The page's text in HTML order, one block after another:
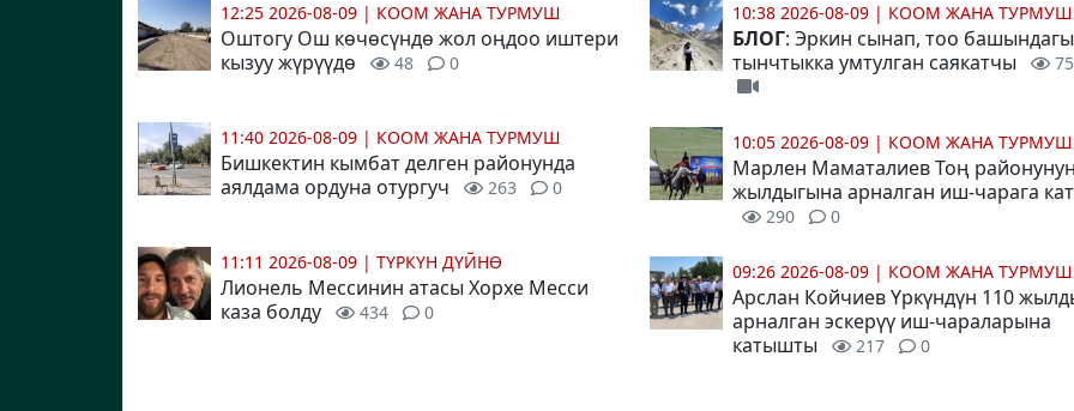
12:25 2026-08-09 | КООМ ЖАНА ТУРМУШ
Оштогу Ош көчөсүндө жол оңдоо иштери
кызуу жүрүүдө
48 0
11:40 2026-08-09 | КООМ ЖАНА ТУРМУШ
Бишкектин кымбат делген районунда
аялдама ордуна отургуч
263 0
11:11 2026-08-09 | ТҮРКҮН ДҮЙНӨ
Лионель Мессинин атасы Хорхе Месси
каза болду
434 0
10:38 2026-08-09 | КООМ ЖАНА ТУРМУШ
БЛОГ: Эркин сынап, тоо башындагы
тынчтыкка умтулган саякатчы
10:05 2026-08-09 | КООМ ЖАНА ТУРМУШ
Марлен Маматалиев Тоң
жылдыгына арналган иш-чарага
290 0
09:26 2026-08-09 | КООМ ЖАНА ТУРМУШ
Арслан Койчиев Үркүндүн 110
арналган эскерүү иш-чараларына
катышты
217 0